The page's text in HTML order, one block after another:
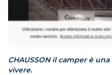
CHAUSSON il camper è
vivere.